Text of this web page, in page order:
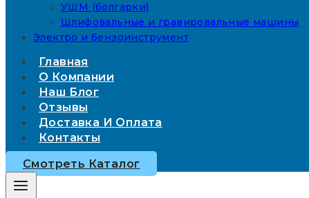
УШМ (болгарки)
Шлифовальные и гравировальные машины
Электро и бензоинструмент
Главная
О Компании
Наш Блог
Отзывы
Доставка И Оплата
Контакты
Смотреть Каталог